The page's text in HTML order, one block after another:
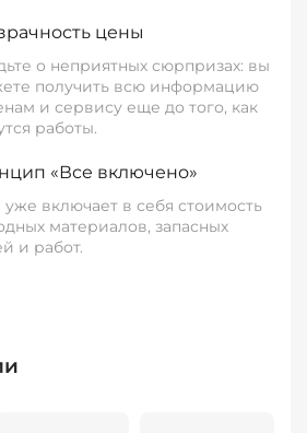
цены
о неприятных сюрпризах: вы
получить всю информацию
и сервису еще до того, как
работы.
«Все включено»
включает в себя стоимость
материалов, запасных
и работ.